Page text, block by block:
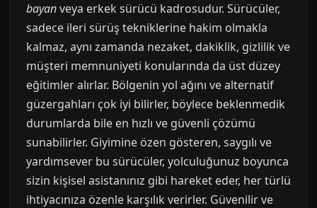
bayanveya erkek sürücü kadrosudur. Sürücüler,
sadece ileri sürüş tekniklerine hakim olmakla
kalmaz, aynı zamanda nezaket, dakiklik, gizlilik ve
müşteri memnuniyeti konularında da üst düzey
eğitimler alırlar. Bölgenin yol ağını ve alternatif
güzergahları çok iyi bilirler, böylece beklenmedik
durumlarda bile en hızlı ve güvenli çözümü
sunabilirler. Giyimine özen gösteren, saygılı ve
yardımsever bu sürücüler, yolculuğunuz boyunca
sizin kişisel asistanınız gibi hareket eder, her türlü
ihtiyacınıza özenle karşılık verirler. Güvenilir ve